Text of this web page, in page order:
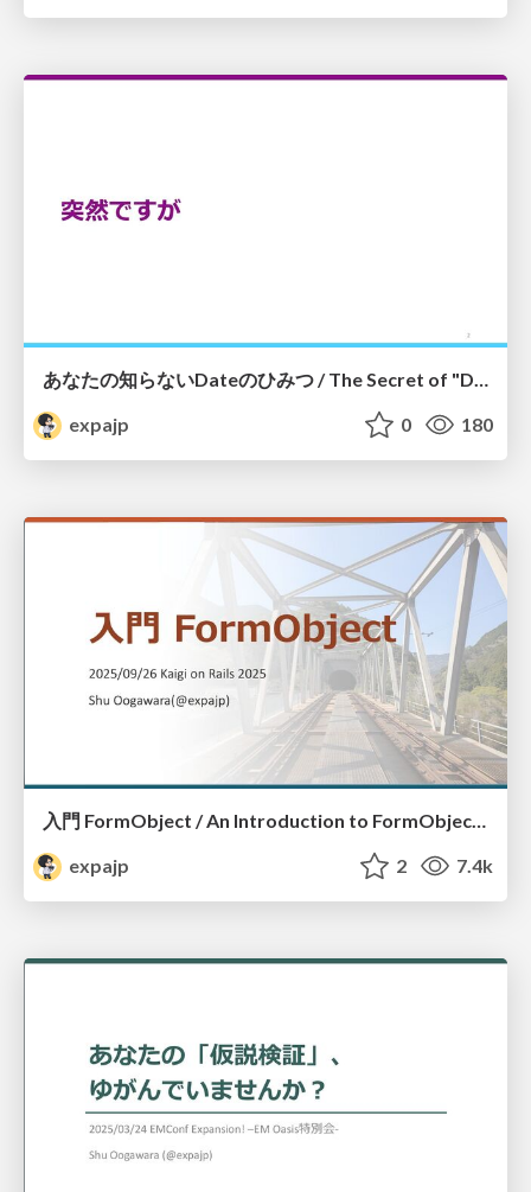
expajp
0 180
入門 FormObject / An Introduction to FormObject #kaigionrails
expajp
2 7.4k